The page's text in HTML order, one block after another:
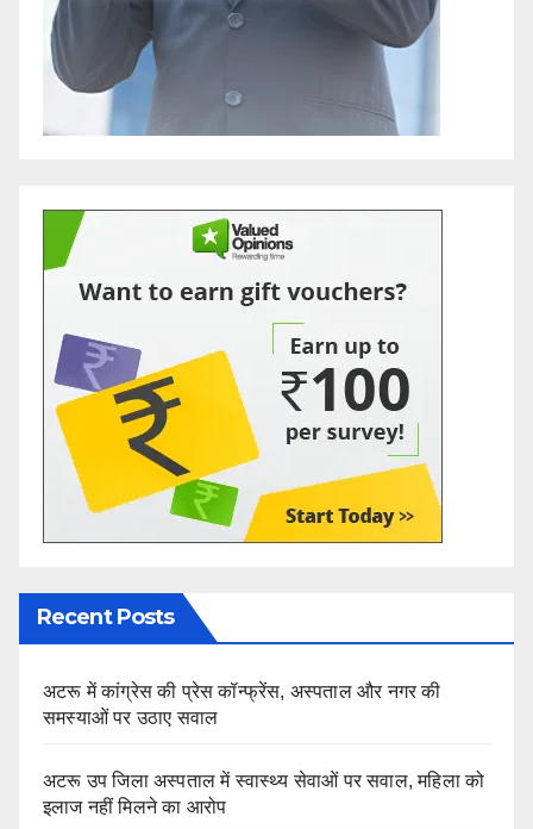
Recent Posts
अटरू में कांग्रेस की प्रेस कॉन्फ्रेंस, अस्पताल और नगर की
समस्याओं पर उठाए सवाल
अटरू उप जिला अस्पताल में स्वास्थ्य सेवाओं पर सवाल, महिला को
इलाज नहीं मिलने का आरोप